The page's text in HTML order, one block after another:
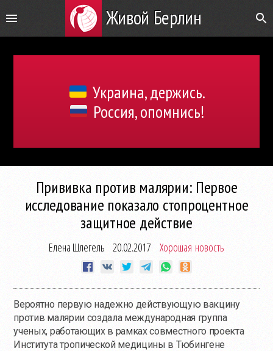
Живой Берлин
Украина, держись.
Россия, опомнись!
Прививка против малярии: Первое
исследование показало стопроцентное
защитное действие
Елена Шлегель 20.02.2017 Хорошая новость
Вероятно первую надежно действующую вакцину
против малярии создала международная группа
ученых, работающих в рамках совместного проекта
Института тропической медицины в Тюбингене